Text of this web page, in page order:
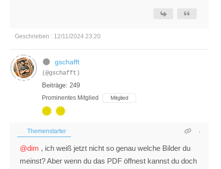
Geschrieben : 12/11/2024 23:20
gschafft
(@gschafft)
Beiträge: 249
Prominentes Mitglied Mitglied
Themenstarter
@dim , ich weiß jetzt nicht so genau welche Bilder du
meinst? Aber wenn du das PDF öffnest kannst du doch